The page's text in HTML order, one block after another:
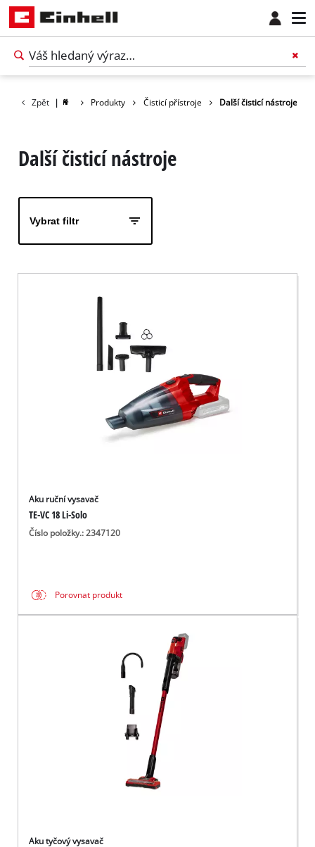
Zpět | Produkty Čisticí přístroje Další čisticí nástroje
Další čisticí nástroje
Vybrat filtr
Aku ruční vysavač
TE-VC 18 Li-Solo
Číslo položky.: 2347120
Porovnat produkt
Aku tyčový vysavač